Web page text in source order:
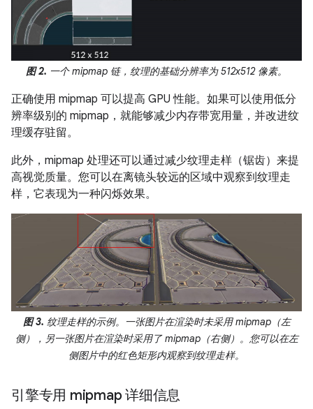
图 2. 一个 mipmap 链，纹理的基础分辨率为 512x512 像素。
正确使用 mipmap 可以提高 GPU 性能。如果可以使用低分
辨率级别的 mipmap，就能够减少内存带宽用量，并改进纹
理缓存驻留。
此外，mipmap 处理还可以通过减少纹理走样（锯齿）来提
高视觉质量。您可以在离镜头较远的区域中观察到纹理走
样，它表现为一种闪烁效果。
图 3. 纹理走样的示例。一张图片在渲染时未采用 mipmap（左
侧），另一张图片在渲染时采用了 mipmap（右侧）。您可以在左
侧图片中的红色矩形内观察到纹理走样。
引擎专用 mipmap 详细信息